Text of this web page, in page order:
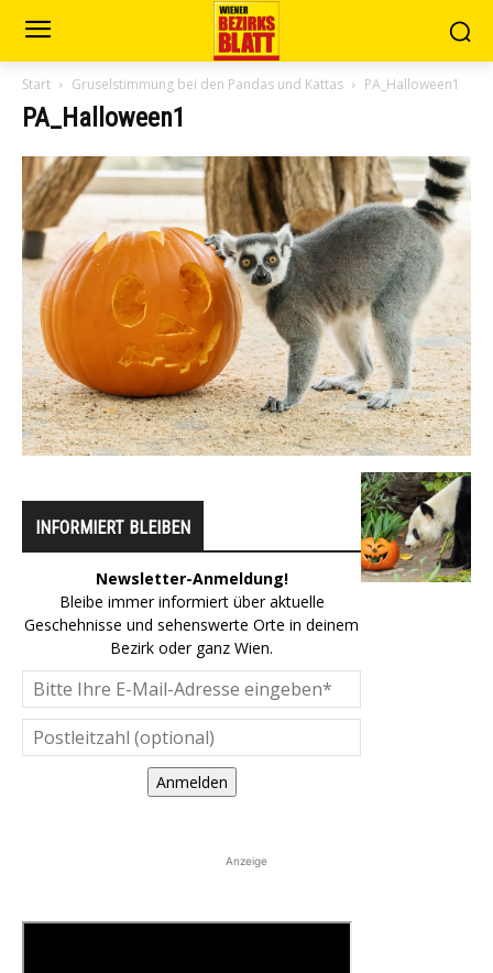
Start Gruselstimmung bei den Pandas und Kattas PA_Halloween1
PA_Halloween1
INFORMIERT BLEIBEN
Newsletter-Anmeldung!
Bleibe immer informiert über aktuelle
Geschehnisse und sehenswerte Orte in deinem
Bezirk oder ganz Wien.
Anmelden
Anzeige